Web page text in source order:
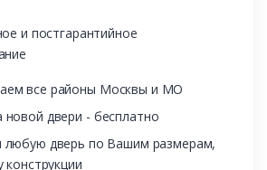
и постгарантийное
все районы Москвы и МО
новой двери - бесплатно
любую дверь по Вашим размерам,
конструкции